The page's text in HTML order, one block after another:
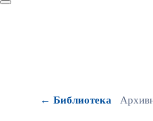
More about: сведения об
← Библиотека